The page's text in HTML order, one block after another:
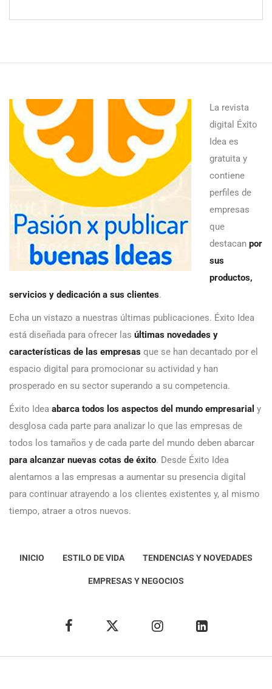
La revista
digital Éxito
Idea es
gratuita y
contiene
perfiles de
empresas
que
destacan por
sus
productos,
servicios y dedicación a sus clientes.
Echa un vistazo a nuestras últimas publicaciones. Éxito Idea
está diseñada para ofrecer las últimas novedades y
características de las empresas que se han decantado por el
espacio digital para promocionar su actividad y han
prosperado en su sector superando a su competencia.
Éxito Idea abarca todos los aspectos del mundo empresarial y
desglosa cada parte para analizar lo que las empresas de
todos los tamaños y de cada parte del mundo deben abarcar
para alcanzar nuevas cotas de éxito. Desde Éxito Idea
alentamos a las empresas a aumentar su presencia digital
para continuar atrayendo a los clientes existentes y, al mismo
tiempo, atraer a otros nuevos.
INICIO ESTILO DE VIDA TENDENCIAS Y NOVEDADES
EMPRESAS Y NEGOCIOS